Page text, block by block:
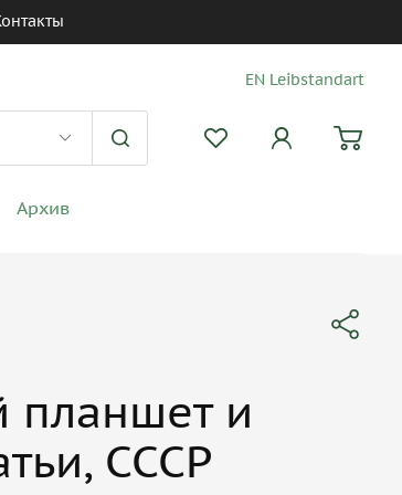
EN Leibstandart
Архив
планшет и
СССР